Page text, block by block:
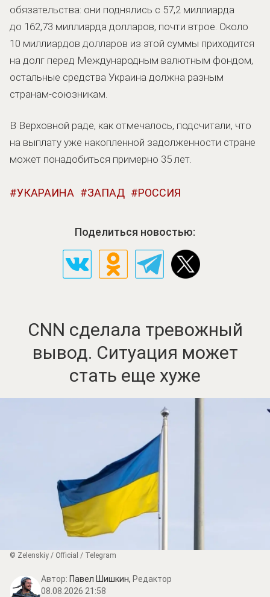
обязательства: они поднялись с 57,2 миллиарда
до 162,73 миллиарда долларов, почти втрое. Около
10 миллиардов долларов из этой суммы приходится
на долг перед Международным валютным фондом,
остальные средства Украина должна разным
странам-союзникам.
В Верховной раде, как отмечалось, подсчитали, что
на выплату уже накопленной задолженности стране
может понадобиться примерно 35 лет.
УКАРАИНА ЗАПАД РОССИЯ
Поделиться новостью:
CNN сделала тревожный
вывод. Ситуация может
стать еще хуже
© Zеlеnskiу / Оfficiаl / Telegram
Автор: Павел Шишкин, Редактор
08.08.2026 21:58